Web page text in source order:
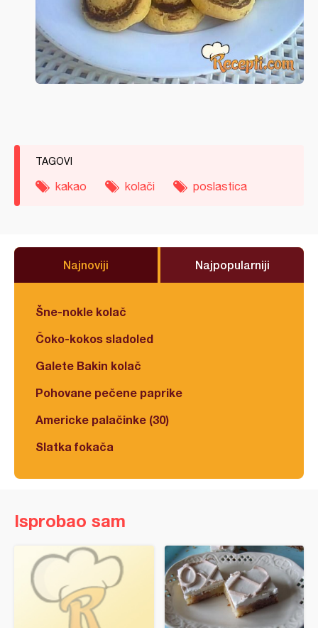
TAGOVI
kakao kolači poslastica
Najnoviji Najpopularniji
Šne-nokle kolač
Čoko-kokos sladoled
Galete Bakin kolač
Pohovane pečene paprike
Americke palačinke (30)
Slatka fokača
Isprobao sam